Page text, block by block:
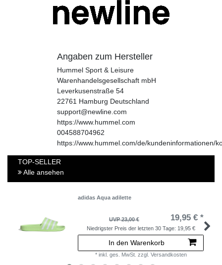
Angaben zum Hersteller
Hummel Sport & Leisure
Warenhandelsgesellschaft mbH
Leverkusenstraße 54
22761 Hamburg Deutschland
support@newline.com
https://www.hummel.com
004588704962
https://www.hummel.com/de/kundeninformationen/
TOP-SELLER
Alle ansehen
adidas Aqua adilette
UVP 23,00 € 19,95 € *
Niedrigster Preis der letzten 30 Tage: 19,95 €
In den Warenkorb
* inkl. ges. MwSt. zzgl. Versandkosten